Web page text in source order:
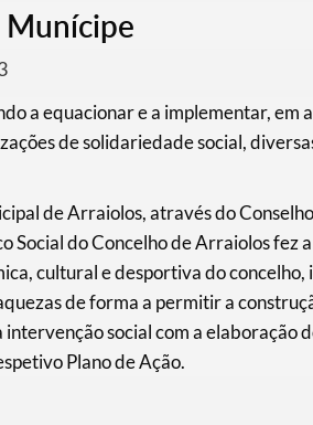
Munícipe
a equacionar e a implementar, em
de solidariedade social,
de Arraiolos, através do
Social do Concelho de Arraiolos fez
cultural e desportiva do concelho,
de forma a permitir a
social com a elaboração
Plano de Ação.